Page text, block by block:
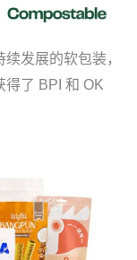
发展的软包装，
得了 BPI 和 OK